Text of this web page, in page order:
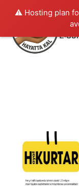
⚠️ Hosting plan
"BİRLİKTE